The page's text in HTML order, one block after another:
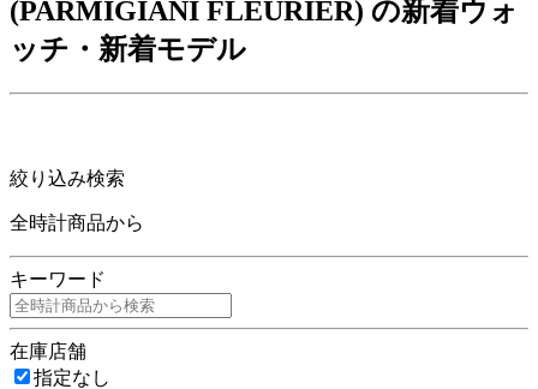
(PARMIGIANI FLEURIER) の新着ウォ
ッチ・新着モデル
絞り込み検索
全時計商品から
キーワード
在庫店舗
指定なし